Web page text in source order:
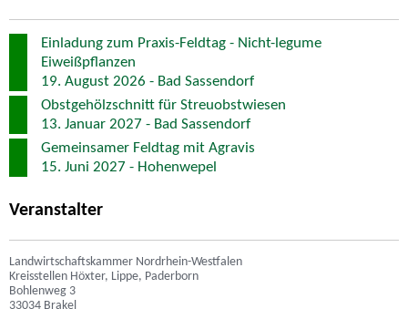
Einladung zum Praxis-Feldtag - Nicht-legume
Eiweißpflanzen
19. August 2026 - Bad Sassendorf
Obstgehölzschnitt für Streuobstwiesen
13. Januar 2027 - Bad Sassendorf
Gemeinsamer Feldtag mit Agravis
15. Juni 2027 - Hohenwepel
Veranstalter
Landwirtschaftskammer Nordrhein-Westfalen
Kreisstellen Höxter, Lippe, Paderborn
Bohlenweg 3
33034 Brakel